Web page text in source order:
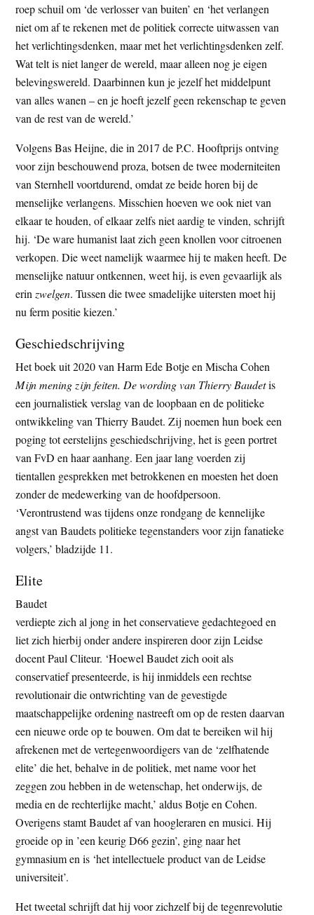
roep schuil om ‘de verlosser van buiten’ en ‘het verlangen
niet om af te rekenen met de politiek correcte uitwassen van
het verlichtingsdenken, maar met het verlichtingsdenken zelf.
Wat telt is niet langer de wereld, maar alleen nog je eigen
belevingswereld. Daarbinnen kun je jezelf het middelpunt
van alles wanen – en je hoeft jezelf geen rekenschap te geven
van de rest van de wereld.’
Volgens Bas Heijne, die in 2017 de P.C. Hooftprijs ontving
voor zijn beschouwend proza, botsen de twee moderniteiten
van Sternhell voortdurend, omdat ze beide horen bij de
menselijke verlangens. Misschien hoeven we ook niet van
elkaar te houden, of elkaar zelfs niet aardig te vinden, schrijft
hij. ‘De ware humanist laat zich geen knollen voor citroenen
verkopen. Die weet namelijk waarmee hij te maken heeft. De
menselijke natuur ontkennen, weet hij, is even gevaarlijk als
erin zwelgen. Tussen die twee smadelijke uitersten moet hij
nu ferm positie kiezen.’
Geschiedschrijving
Het boek uit 2020 van Harm Ede Botje en Mischa Cohen
Mijn mening zijn feiten. De wording van Thierry Baudetis
een journalistiek verslag van de loopbaan en de politieke
ontwikkeling van Thierry Baudet. Zij noemen hun boek een
poging tot eerstelijns geschiedschrijving, het is geen portret
van FvD en haar aanhang. Een jaar lang voerden zij
tientallen gesprekken met betrokkenen en moesten het doen
zonder de medewerking van de hoofdpersoon.
‘Verontrustend was tijdens onze rondgang de kennelijke
angst van Baudets politieke tegenstanders voor zijn fanatieke
volgers,’ bladzijde 11.
Elite
Baudet
verdiepte zich al jong in het conservatieve gedachtegoed en
liet zich hierbij onder andere inspireren door zijn Leidse
docent Paul Cliteur. ‘Hoewel Baudet zich ooit als
conservatief presenteerde, is hij inmiddels een rechtse
revolutionair die ontwrichting van de gevestigde
maatschappelijke ordening nastreeft om op de resten daarvan
een nieuwe orde op te bouwen. Om dat te bereiken wil hij
afrekenen met de vertegenwoordigers van de ‘zelfhatende
elite’ die het, behalve in de politiek, met name voor het
zeggen zou hebben in de wetenschap, het onderwijs, de
media en de rechterlijke macht,’ aldus Botje en Cohen.
Overigens stamt Baudet af van hoogleraren en musici. Hij
groeide op in ’een keurig D66 gezin’, ging naar het
gymnasium en is ‘het intellectuele product van de Leidse
universiteit’.
Het tweetal schrijft dat hij voor zichzelf bij de tegenrevolutie